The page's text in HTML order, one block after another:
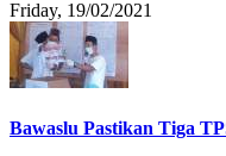
Friday, 19/02/2021
Bawaslu Pastikan Tiga